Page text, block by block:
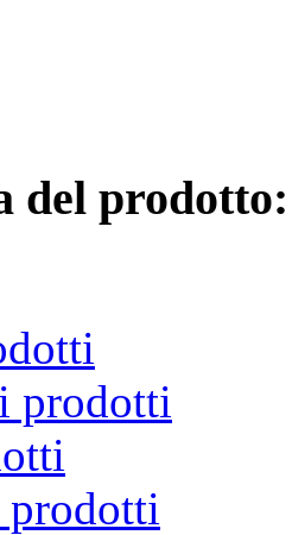
del prodotto:
prodotti
prodotti